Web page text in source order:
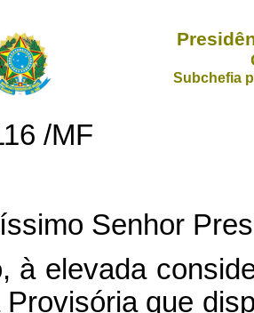
Subchefia
/MF
Senhor
à elevada
Provisória que